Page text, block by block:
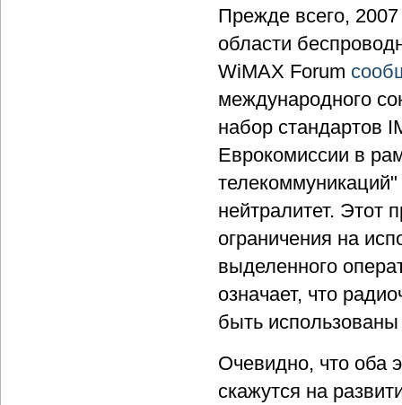
Прежде всего,
области
WiMAX Forum
международного
набор стандартов
Еврокомиссии в
нейтралитет. Этот
ограничения на
выделенного
означает, что
быть
Очевидно, что оба
скажутся на